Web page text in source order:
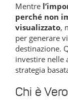
Mentre
perché non
visualizzato,
per generare
destinazione.
investire nelle
strategia
Chi è